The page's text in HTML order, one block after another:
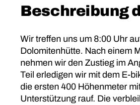
Beschreibung
Wir treffen uns um 8:00 Uhr
Dolomitenhütte. Nach einem
nehmen wir den Zustieg im
Teil erledigen wir mit dem E-
die ersten 400 Höhenmeter
Unterstützung rauf. Die